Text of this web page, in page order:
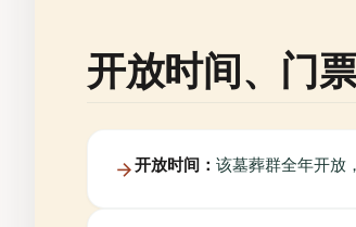
开放时间、门
开放时间： 该墓葬群全年开放